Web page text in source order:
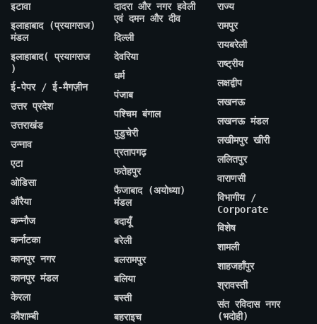
इटावा
इलाहाबाद (प्रयागराज)
मंडल
इलाहाबाद( प्रयागराज
)
ई-पेपर / ई-मैगज़ीन
उत्तर प्रदेश
उत्तराखंड
उन्नाव
एटा
ओडिसा
औरैया
कन्नौज
कर्नाटका
कानपुर नगर
कानपुर मंडल
केरला
कौशाम्बी
दादरा और नगर हवेली
एवं दमन और दीव
दिल्ली
देवरिया
धर्म
पंजाब
पश्चिम बंगाल
पुडुचेरी
प्रतापगढ़
फतेहपुर
फैजाबाद (अयोध्या)
मंडल
बदायूँ
बरेली
बलरामपुर
बलिया
बस्ती
बहराइच
राज्य
रामपुर
रायबरेली
राष्ट्रीय
लक्षद्वीप
लखनऊ
लखनऊ मंडल
लखीमपुर खीरी
ललितपुर
वाराणसी
विभागीय /
Corporate
विशेष
शामली
शाहजहाँपुर
श्रावस्ती
संत रविदास नगर
(भदोही)